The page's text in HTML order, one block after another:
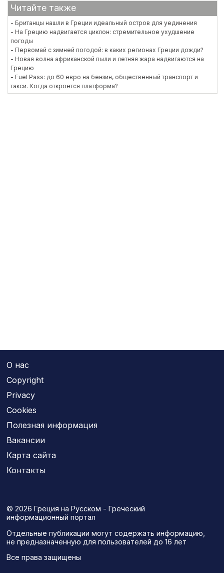
Читайте также
- Британцы нашли в Греции идеальный остров для уединения
- На Грецию надвигается циклон: стремительное ухудшение
погоды
- Первомай с зимней погодой: в каких регионах Греции дожди?
- Новая волна африканской пыли и летняя жара надвигаются на
Грецию
- Fuel Pass: до 60 евро на бензин, общественный транспорт и
такси. Когда откроется платформа?
О нас
Copyright
Privacy
Cookies
Полезная информация
Вакансии
Карта сайта
Контакты
© 2026 Греция на Русском - Греческий
информационный портал
Отдельные публикации могут содержать информацию,
не предназначенную для пользователей до 16 лет
Все права защищены